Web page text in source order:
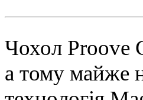
Чохол Proove
а тому майже